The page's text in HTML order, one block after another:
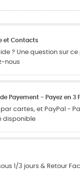
et Contacts
? Une question sur
nous
Payement - Payez en 3
cartes, et PayPal -
disponible
1/3 jours & Retour